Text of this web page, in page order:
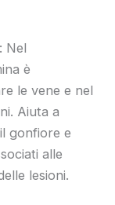
Nel
è
le vene e nel
Aiuta a
gonfiore e
alle
lesioni.